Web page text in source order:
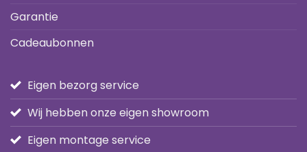
Garantie
Cadeaubonnen
Eigen bezorg service
Wij hebben onze eigen showroom
Eigen montage service